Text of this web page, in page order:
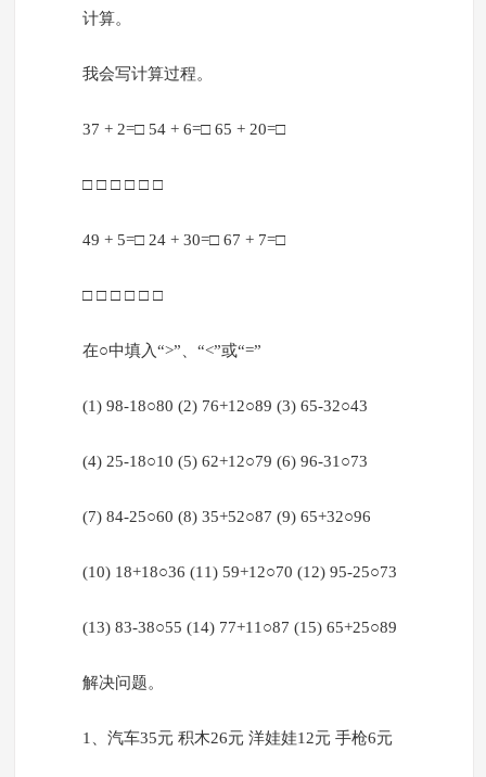
计算。
我会写计算过程。
37 + 2=□ 54 + 6=□ 65 + 20=□
□ □ □ □ □ □
49 + 5=□ 24 + 30=□ 67 + 7=□
□ □ □ □ □ □
在○中填入“>”、“<”或“=”
(1) 98-18○80 (2) 76+12○89 (3) 65-32○43
(4) 25-18○10 (5) 62+12○79 (6) 96-31○73
(7) 84-25○60 (8) 35+52○87 (9) 65+32○96
(10) 18+18○36 (11) 59+12○70 (12) 95-25○73
(13) 83-38○55 (14) 77+11○87 (15) 65+25○89
解决问题。
1、汽车35元 积木26元 洋娃娃12元 手枪6元